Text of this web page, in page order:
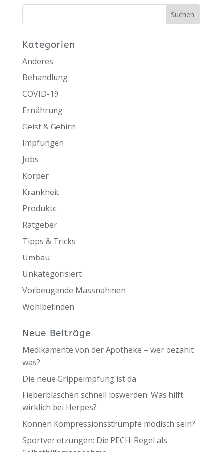
Kategorien
Anderes
Behandlung
COVID-19
Ernährung
Geist & Gehirn
Impfungen
Jobs
Körper
Krankheit
Produkte
Ratgeber
Tipps & Tricks
Umbau
Unkategorisiert
Vorbeugende Massnahmen
Wohlbefinden
Neue Beiträge
Medikamente von der Apotheke – wer bezahlt
was?
Die neue Grippeimpfung ist da
Fieberbläschen schnell loswerden: Was hilft
wirklich bei Herpes?
Können Kompressionsstrümpfe modisch sein?
Sportverletzungen: Die PECH-Regel als